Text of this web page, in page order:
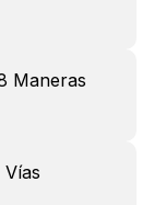
Maneras